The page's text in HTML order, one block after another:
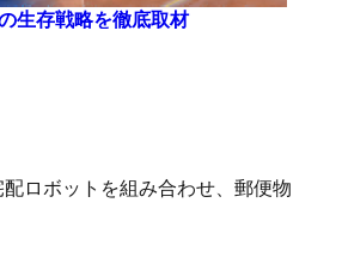
生存戦略を徹底取材
ロボットを組み合わせ、郵便物